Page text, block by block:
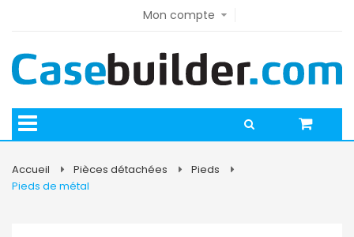
Mon compte
Accueil Pièces détachées
Pieds
Pieds de métal